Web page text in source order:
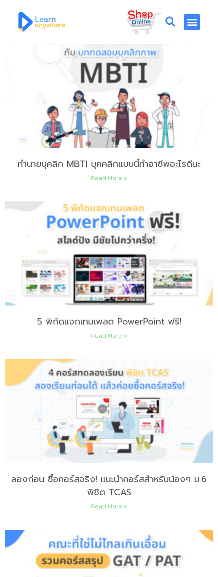
ทำนายบุคลิก MBTI บุคคลิกแบบนี้ทำอาชีพอะไรดีนะ
Read More »
5 พิกัดแจกเทมเพลต PowerPoint ฟรี!
Read More »
ลองก่อน ซื้อคอร์สจริง! แนะนำคอร์สสำหรับน้องๆ ม.6
พิชิต TCAS
Read More »